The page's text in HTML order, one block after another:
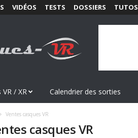
VIDÉOS TESTS DOSSIERS TUTOS
/ XR Calendrier des sorties
Ventes casques VR
casques VR